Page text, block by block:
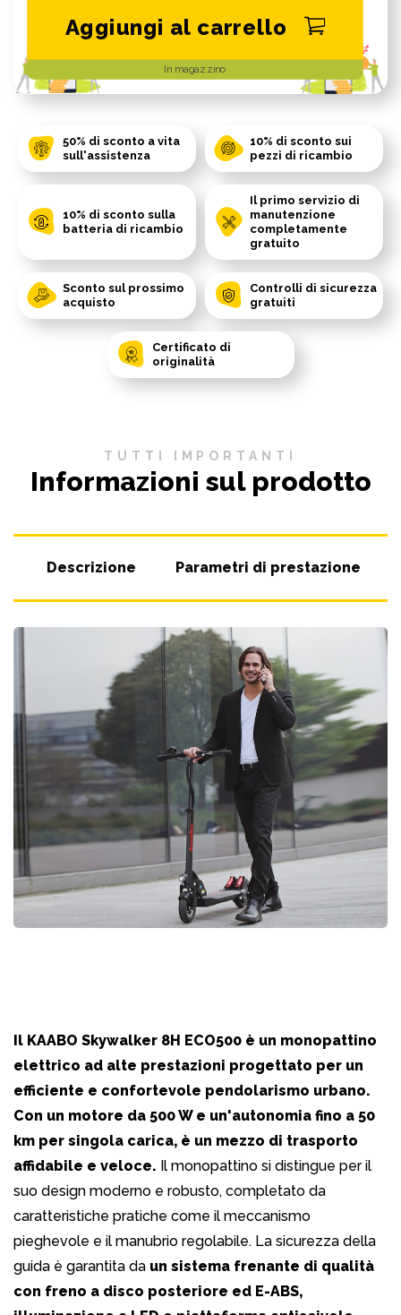
In magazzino
Aggiungi al carrello
50% di sconto a vita
sull'assistenza
10% di sconto sui
pezzi di ricambio
10% di sconto sulla
batteria di ricambio
Il primo servizio di
manutenzione
completamente
gratuito
Sconto sul prossimo
acquisto
Controlli di sicurezza
gratuiti
Certificato di
originalità
TUTTI IMPORTANTI
Informazioni sul prodotto
Descrizione Parametri di prestazione
Il KAABO Skywalker 8H ECO500 è un monopattino
elettrico ad alte prestazioni progettato per un
efficiente e confortevole pendolarismo urbano.
Con un motore da 500 W e un'autonomia fino a 50
km per singola carica, è un mezzo di trasporto
affidabile e veloce. Il monopattino si distingue per il
suo design moderno e robusto, completato da
caratteristiche pratiche come il meccanismo
pieghevole e il manubrio regolabile. La sicurezza della
guida è garantita da un sistema frenante di qualità
con freno a disco posteriore ed E-ABS,